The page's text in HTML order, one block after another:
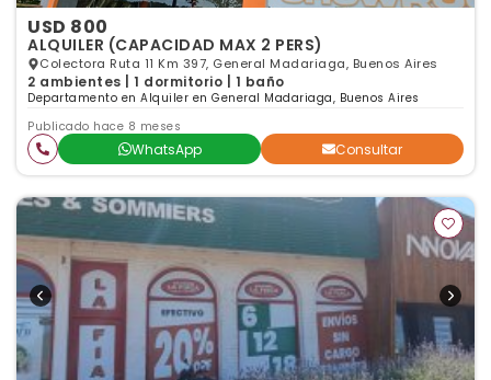
USD 800
ALQUILER (CAPACIDAD MAX 2 PERS)
Colectora Ruta 11 Km 397, General Madariaga, Buenos Aires
2 ambientes | 1 dormitorio | 1 baño
Departamento en Alquiler en General Madariaga, Buenos Aires
Publicado hace 8 meses
WhatsApp Consultar